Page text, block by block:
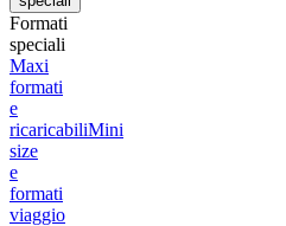
Formati
speciali
Maxi
formati
e
ricaricabiliMini
size
e
formati
viaggio